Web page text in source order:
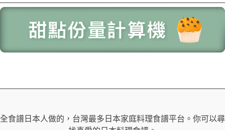
全食譜日本人做的，台灣最多日本家庭料理食譜平台。你可以尋